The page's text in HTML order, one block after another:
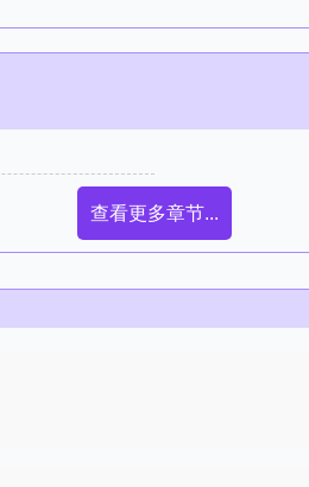
查看更多章节...